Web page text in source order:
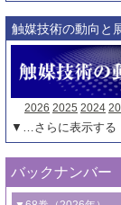
触媒技術の動向と
2026 2025 2024
▼…さらに表示する
バックナンバー